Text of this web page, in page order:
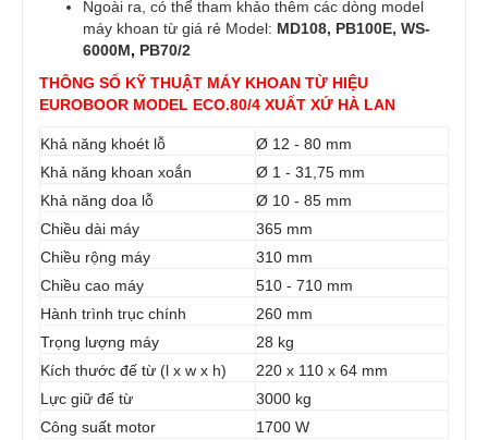
Ngoài ra, có thể tham khảo thêm các dòng model
máy khoan từ giá rẻ Model: MD108, PB100E, WS-
6000M, PB70/2
​THÔNG SỐ KỸ THUẬT MÁY KHOAN TỪ HIỆU
EUROBOOR MODEL ECO.80/4 XUẤT XỨ HÀ LAN
Khả năng khoét lỗ
Ø 12 - 80 mm
Khả năng khoan xoắn
Ø 1 - 31,75 mm
Khả năng doa lỗ
Ø 10 - 85 mm
Chiều dài máy
365 mm
Chiều rộng máy
310 mm
Chiều cao máy
510 - 710 mm
Hành trình trục chính
260 mm
Trọng lượng máy
28 kg
Kích thước đế từ (l x w x h)
220 x 110 x 64 mm
Lực giữ đế từ
3000 kg
Công suất motor
1700 W